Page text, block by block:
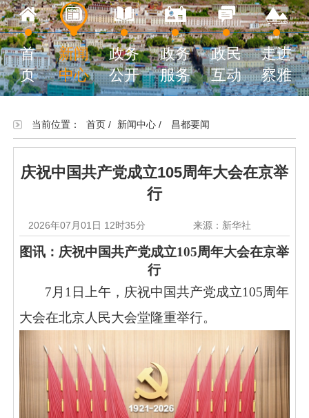
首
页
新闻
中心
政务
公开
政务
服务
政民
互动
走进
察雅
当前位置： 首页/ 新闻中心/ 昌都要闻
庆祝中国共产党成立105周年大会在京举
行
2026年07月01日 12时35分 来源：新华社
图讯：庆祝中国共产党成立105周年大会在京举
行
7月1日上午，庆祝中国共产党成立105周年
大会在北京人民大会堂隆重举行。